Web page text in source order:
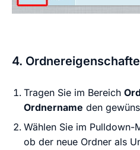
4.
Tragen Sie im Bereich
Ordnername den
Wählen Sie im Pulldown-
ob der neue Ordner als